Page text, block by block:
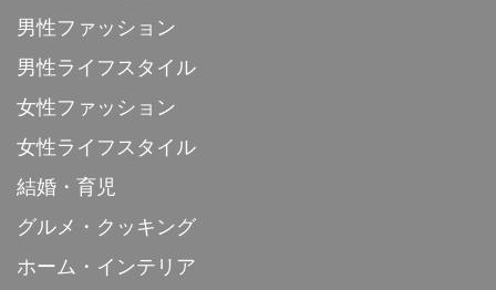
男性ファッション
男性ライフスタイル
女性ファッション
女性ライフスタイル
結婚・育児
グルメ・クッキング
ホーム・インテリア